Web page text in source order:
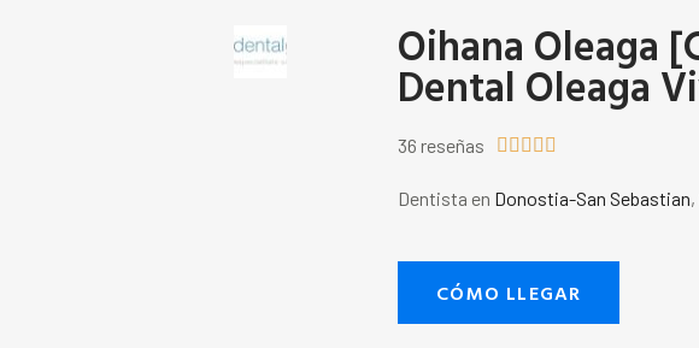
Oihana Oleaga
Dental Oleaga
36 reseñas     
Dentista en Donostia-San Sebastian,
CÓMO LLEGAR